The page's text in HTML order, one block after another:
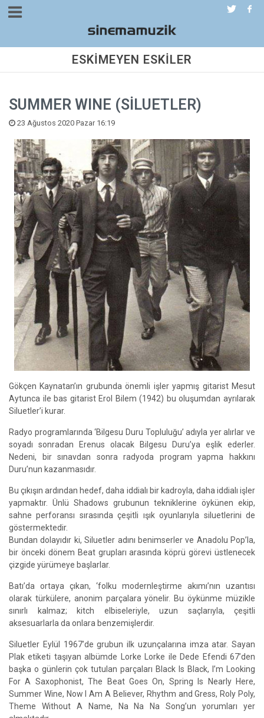
ESKİMEYEN ESKİLER
SUMMER WINE (SİLUETLER)
23 Ağustos 2020 Pazar 16:19
Gökçen Kaynatan’ın grubunda önemli işler yapmış gitarist Mesut
Aytunca ile bas gitarist Erol Bilem (1942) bu oluşumdan ayrılarak
Siluetler’i kurar.
Radyo programlarında ‘Bilgesu Duru Topluluğu’ adıyla yer alırlar ve
soyadı sonradan Erenus olacak Bilgesu Duru’ya eşlik ederler.
Nedeni, bir sınavdan sonra radyoda program yapma hakkını
Duru’nun kazanmasıdır.
Bu çıkışın ardından hedef, daha iddialı bir kadroyla, daha iddialı işler
yapmaktır. Ünlü Shadows grubunun tekniklerine öykünen ekip,
sahne perforansı sırasında çeşitli ışık oyunlarıyla siluetlerini de
göstermektedir.
Bundan dolayıdır ki, Siluetler adını benimserler ve Anadolu Pop’la,
bir önceki dönem Beat grupları arasında köprü görevi üstlenecek
çizgide yürümeye başlarlar.
Batı’da ortaya çıkan, ‘folku modernleştirme akımı’nın uzantısı
olarak türkülere, anonim parçalara yönelir. Bu öykünme müzikle
sınırlı kalmaz; kitch elbiseleriyle, uzun saçlarıyla, çeşitli
aksesuarlarla da onlara benzemişlerdir.
Siluetler Eylül 1967’de grubun ilk uzunçalarına imza atar. Sayan
Plak etiketi taşıyan albümde Lorke Lorke ile Dede Efendi 67’den
başka o günlerin çok tutulan parçaları Black Is Black, I’m Looking
For A Saxophonist, The Beat Goes On, Spring Is Nearly Here,
Summer Wine, Now I Am A Believer, Rhythm and Gress, Roly Poly,
Theme Without A Name, Na Na Na Song’un yorumları yer